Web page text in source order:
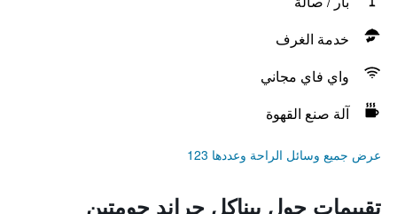
خدمة الغرف
واي فاي مجاني
آلة صنع القهوة
عرض جميع وسائل الراحة وعددها 123
تقييمات حول بيناكل جراند جومتين